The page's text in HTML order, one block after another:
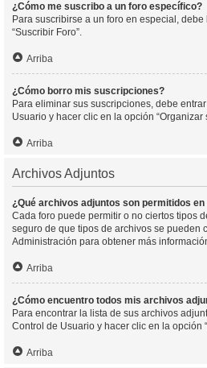
¿Cómo me suscribo a un foro específico?
Para suscribirse a un foro en especial,
“Suscribir Foro”.
Arriba
¿Cómo borro mis suscripciones?
Para eliminar sus suscripciones, debe
Usuario y hacer clic en la opción “Organizar
Arriba
Archivos Adjuntos
¿Qué archivos adjuntos son permitidos
Cada foro puede permitir o no ciertos tipos
seguro de que tipos de archivos se pueden
Administración para obtener más
Arriba
¿Cómo encuentro todos mis archivos
Para encontrar la lista de sus archivos
Control de Usuario y hacer clic en la opción
Arriba